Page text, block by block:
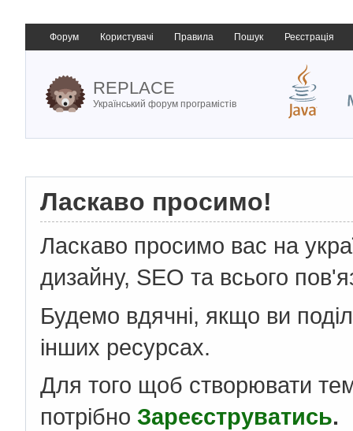
Форум Користувачі Правила Пошук Реєстрація
REPLACE
Український форум програмістів
Ласкаво просимо!
Ласкаво просимо вас на
дизайну, SEO та всього
Будемо вдячні, якщо ви
інших ресурсах.
Для того щоб створювати
потрібно Зареєструватись.